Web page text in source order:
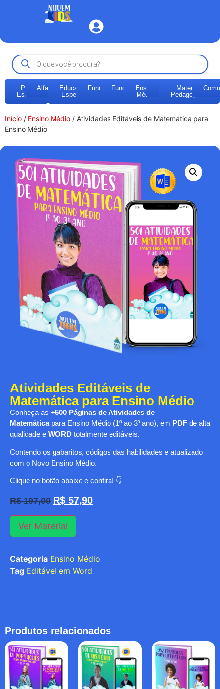
Pré-
Escola
Alfabetização
Educação
Especial
FundamentalFundamental
Ensino
Médio
Materiais
Pedagógicos
Início / Ensino Médio / Atividades Editáveis de Matemática para
Ensino Médio
Atividades Editáveis de
Matemática para Ensino Médio
Conheça as +500 Páginas de Atividades de
Matemáticapara Ensino Médio (1º ao 3º ano), em PDF de alta
qualidade e WORD totalmente editáveis.
Contendo os gabaritos, códigos das habilidades e atualizado
com o Novo Ensino Médio.
Clique no botão abaixo e confira! 👇
R$197,00 R$ 57,90
Ver Material
Categoria Ensino Médio
Tag Editável em Word
Produtos relacionados